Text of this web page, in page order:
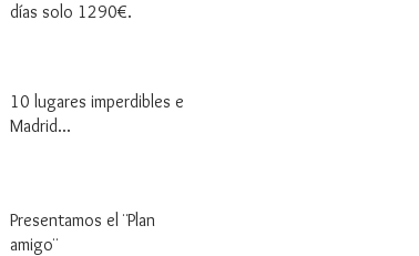
días solo 1290€.
10 lugares imperdibles en
Madrid...
Presentamos el ¨Plan
amigo¨